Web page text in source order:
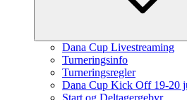
Dana Cup Livestreaming
Turneringsinfo
Turneringsregler
Dana Cup Kick Off 19-20
Start og Deltagergebyr